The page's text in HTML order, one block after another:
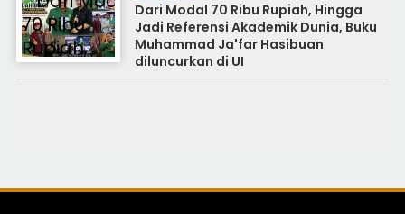
Dari Modal 70 Ribu Rupiah, Hingga
Jadi Referensi Akademik Dunia, Buku
Muhammad Ja'far Hasibuan
diluncurkan di UI